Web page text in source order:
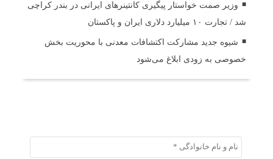
وزیر صمت خواستار پیگیری کانتینرهای ایرانی در بندر کراچی
شد / تجارت ۱۰ میلیارد دلاری ایران و پاکستان
شیوه جدید مشارکت اکتشافات معدنی با محوریت بخش
خصوصی به زودی ابلاغ می‌شود